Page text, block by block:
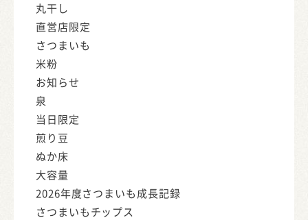
丸干し
直営店限定
さつまいも
米粉
お知らせ
泉
当日限定
煎り豆
ぬか床
大容量
2026年度さつまいも成長記録
さつまいもチップス